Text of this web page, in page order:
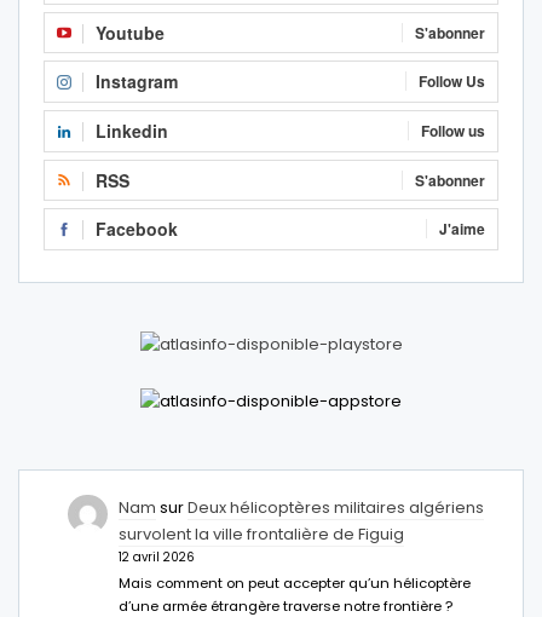
Youtube S'abonner
Instagram Follow Us
Linkedin Follow us
RSS S'abonner
Facebook J'aime
Nam surDeux hélicoptères militaires algériens
survolent la ville frontalière de Figuig
12 avril 2026
Mais comment on peut accepter qu’un hélicoptère
d’une armée étrangère traverse notre frontière ?